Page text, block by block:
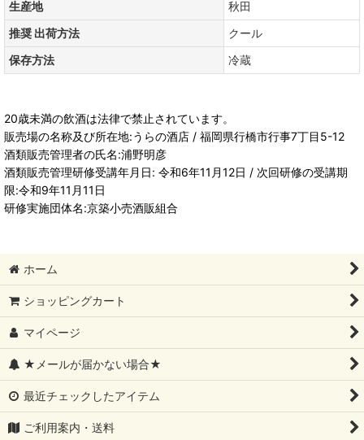
生産地
秋田
推奨 出荷方法
クール
保存方法
冷蔵
20歳未満の飲酒は法律で禁止されています。
販売場の名称及び所在地:うらの酒店 / 福岡県行橋市行事7丁目5-12
酒類販売管理者の氏名:浦野明彦
酒類販売管理研修受講年月日: 令和6年11月12日 / 次回研修の受講期
限:令和9年11月11日
研修実施団体名:京築小売酒販組合
ホーム
ショッピングカート
マイページ
★メールが届かない場合★
最近チェックしたアイテム
ご利用案内・送料